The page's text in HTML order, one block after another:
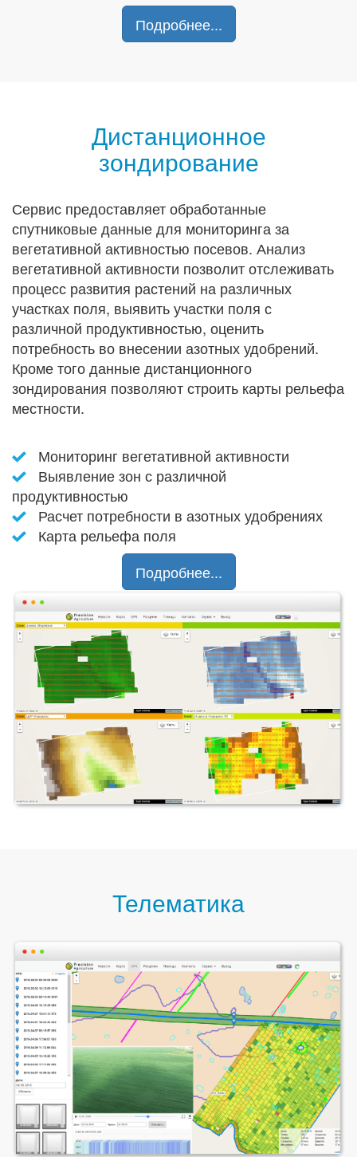
Подробнее...
Дистанционное
зондирование
Сервис предоставляет обработанные
спутниковые данные для мониторинга за
вегетативной активностью посевов. Анализ
вегетативной активности позволит отслеживать
процесс развития растений на различных
участках поля, выявить участки поля с
различной продуктивностью, оценить
потребность во внесении азотных удобрений.
Кроме того данные дистанционного
зондирования позволяют строить карты рельефа
местности.
Мониторинг вегетативной активности
Выявление зон с различной
продуктивностью
Расчет потребности в азотных удобрениях
Карта рельефа поля
Подробнее...
Телематика